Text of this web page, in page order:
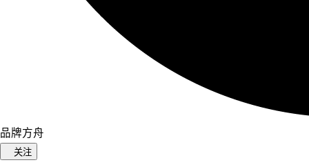
品牌方舟
关注